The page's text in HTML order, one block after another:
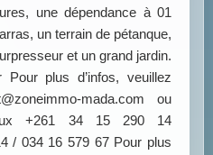
une dépendance à 01
un terrain de pétanque,
et un grand jardin.
plus d’infos, veuillez
mada.com ou
+261 34 15 290 14
/ 034 16 579 67 Pour plus